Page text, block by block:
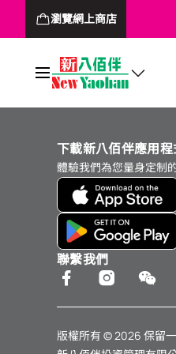
瀏覽網上商店
下載新八佰伴應用程
體驗我們為您量身定制
聯繫我們
版權所有 © 2026 保留